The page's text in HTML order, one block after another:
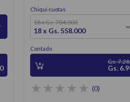
Chiqui cuotas
18 x Gs. 704.000
18 x Gs. 558.000
Contado
Gs.
Gs.
(0)